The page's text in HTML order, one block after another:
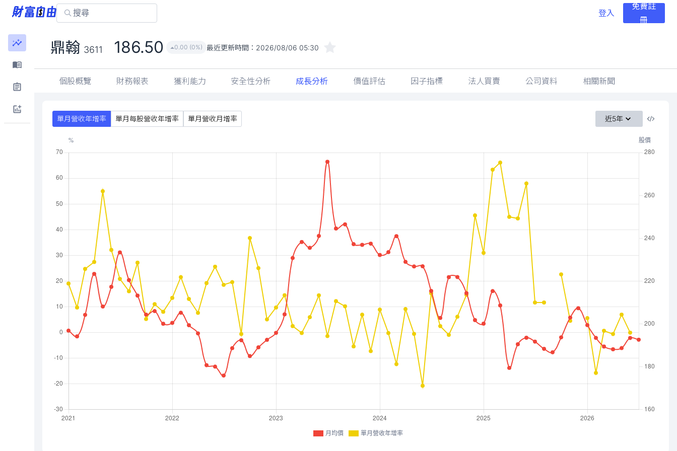
登入
免費註
冊
鼎翰 3611 186.50 0.00 (0%) 最近更新時間： 2026/08/06 05:30
個股概覽 財務報表 獲利能力 安全性分析 成長分析 價值評估 因子指標 法人買賣 公司資料 相關新聞
單月營收年增率 單月每股營收年增率 單月營收月增率 近5年
月均價 單月營收年增率